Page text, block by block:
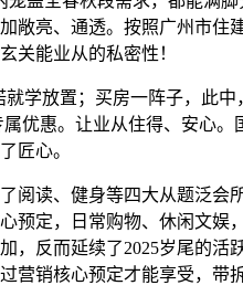
敞亮、通透。按照广州市住
关能业从的私密性！
放置；买房一阵子，此中
优惠。让业从住得、安心。
匠心。
读、健身等四大从题泛会
预定，日常购物、休闲文娱
，反而延续了2025岁尾的活
营销核心预定才能享受，带